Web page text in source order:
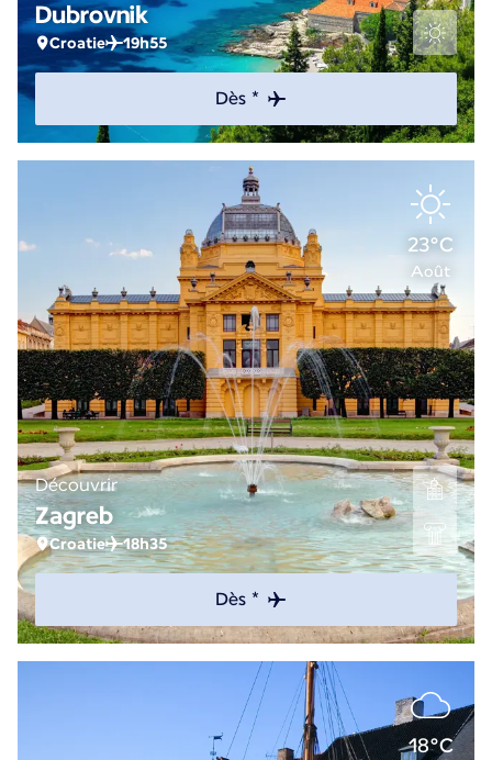
Dubrovnik
Croatie 19h55
Dès *
23°C
Août
Découvrir
Zagreb
Croatie 18h35
Dès *
18°C